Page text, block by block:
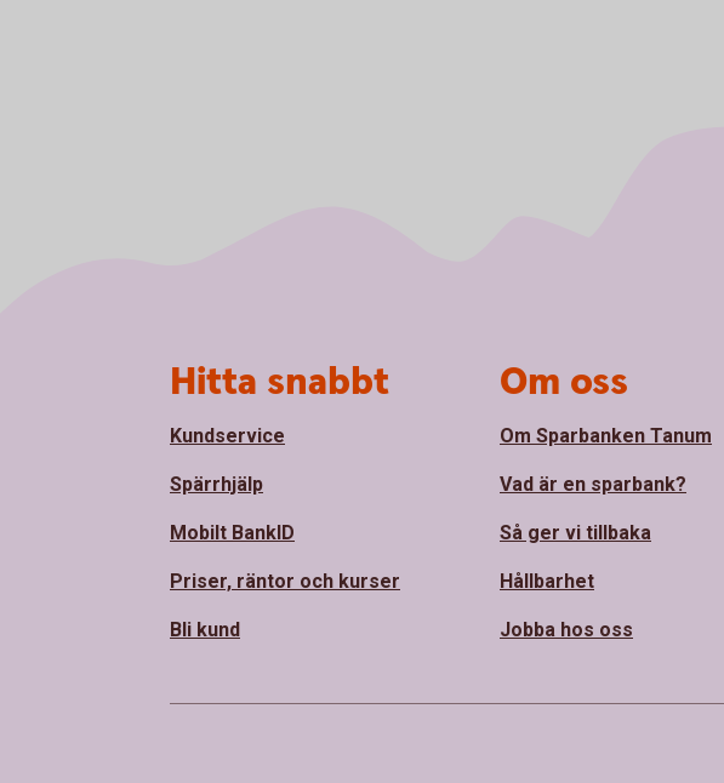
Hitta snabbt
Kundservice
Spärrhjälp
Mobilt BankID
Priser, räntor och kurser
Bli kund
Om oss
Om Sparbanken Tanum
Vad är en sparbank?
Så ger vi tillbaka
Hållbarhet
Jobba hos oss